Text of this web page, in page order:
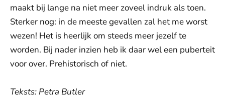
maakt bij lange na niet meer zoveel indruk als toen.
Sterker nog: in de meeste gevallen zal het me worst
wezen! Het is heerlijk om steeds meer jezelf te
worden. Bij nader inzien heb ik daar wel een puberteit
voor over. Prehistorisch of niet.
Teksts: Petra Butler